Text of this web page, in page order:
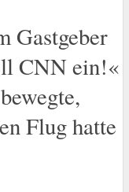
Gastgeber
CNN ein!«
Flug hatte